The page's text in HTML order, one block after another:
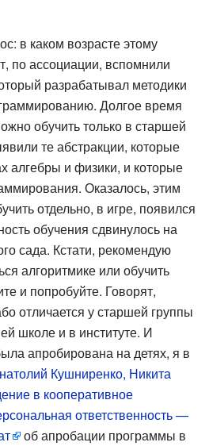
в каком возрасте этому
по ассоциации, вспомнили
разрабатывал методики
Долгое время
обучить только в старшей
те абстракции, которые
алгебры и физики, и которые
Оказалось, этим
отдельно, в игре, появился
обучения сдвинулось на
сада. Кстати, рекомендую
алгоритмике или обучить
и попробуйте. Говорят,
отличается у старшей группы
школе и в институте. И
апробирована на детях, я в
Кушниренко, Никита
в кооперативное
ответственность —
об апробации программы в